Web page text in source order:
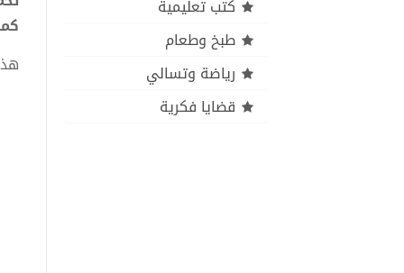
كتب تعليمية
طبخ وطعام
رياضة وتسالي
قضايا فكرية